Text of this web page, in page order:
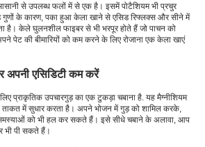
से उपलब्ध फलों में से एक है। इसमें पोटैशियम भी प्रचुर
गुणों के कारण, पका हुआ केला खाने से एसिड रिफ्लक्स और सीने में
केले घुलनशील फाइबर से भी भरपूर होते हैं जो पाचन को
पेट की बीमारियों को कम करने के लिए रोजाना एक केला खाएं
एसिडिटी कम करें
प्राकृतिक उपचारगुड़ का एक टुकड़ा चबाना है. यह मैग्नीशियम
में सुधार करता है। अपने भोजन में गुड़ को शामिल करके,
को भी हल कर सकते हैं। इसे सीधे चबाने के अलावा, आप
भी पी सकते हैं।